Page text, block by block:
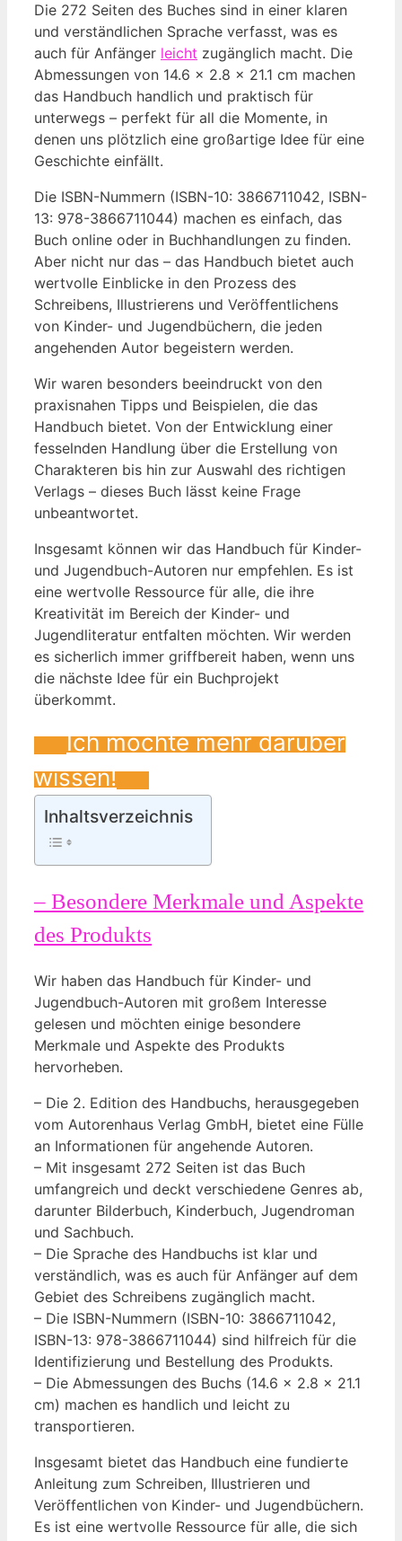
Die 272 Seiten des Buches sind in einer klaren
und verständlichen Sprache verfasst, was es
auch für ⁤Anfänger⁤ leicht zugänglich macht. ⁣Die
Abmessungen von 14.6 x 2.8 x 21.1 cm machen
das Handbuch handlich und praktisch⁢ für
unterwegs – perfekt für all die⁤ Momente, in
denen ​uns plötzlich eine großartige Idee für eine
Geschichte einfällt.
Die ISBN-Nummern (ISBN-10: 3866711042, ISBN-
13: 978-3866711044) machen es einfach, das
Buch online oder in Buchhandlungen zu finden.‍
Aber nicht nur das – das Handbuch bietet auch
wertvolle Einblicke in den Prozess des
‍Schreibens, Illustrierens und Veröffentlichens
von​ Kinder- und Jugendbüchern, die jeden
angehenden Autor begeistern werden.
Wir waren besonders beeindruckt von den
praxisnahen Tipps ‍und Beispielen, die das
Handbuch bietet. Von der ‍Entwicklung‍ einer
fesselnden Handlung über die Erstellung von
Charakteren bis hin zur Auswahl des richtigen
Verlags – dieses ⁣Buch lässt keine Frage
unbeantwortet.
Insgesamt können wir das Handbuch für Kinder-
und ⁤Jugendbuch-Autoren nur empfehlen. Es ist ​
eine wertvolle Ressource für ⁤alle, ‍die ihre
Kreativität⁢ im Bereich der Kinder- und
Jugendliteratur entfalten möchten. Wir werden
es sicherlich immer griffbereit haben, wenn uns
‍die nächste Idee für ein Buchprojekt
überkommt.
Ich möchte mehr ‌darüber
wissen!
Inhaltsverzeichnis
– Besondere Merkmale und Aspekte
des Produkts
Wir haben das ⁢Handbuch für‌ Kinder- und
Jugendbuch-Autoren mit großem Interesse⁣
gelesen ⁢und möchten einige besondere
Merkmale und Aspekte des Produkts
hervorheben.
– Die 2. Edition des Handbuchs, herausgegeben
vom Autorenhaus Verlag GmbH, bietet eine Fülle
an Informationen für angehende ‌Autoren.
– Mit insgesamt 272 Seiten ist‍ das Buch
umfangreich und deckt verschiedene Genres ab,
darunter ‌Bilderbuch, Kinderbuch,⁣ Jugendroman
und Sachbuch.
– Die ⁣Sprache ​des Handbuchs ist klar‍ und
verständlich, was es auch⁣ für⁤ Anfänger auf dem
Gebiet des​ Schreibens zugänglich macht.
– Die ISBN-Nummern (ISBN-10: 3866711042,
ISBN-13: 978-3866711044) sind‍ hilfreich für die
Identifizierung‌ und​ Bestellung des Produkts.
– Die Abmessungen des Buchs (14.6 ‍x 2.8 x 21.1
cm) machen es handlich und leicht zu
transportieren.
Insgesamt bietet das Handbuch eine ⁣fundierte
Anleitung zum Schreiben, Illustrieren und
Veröffentlichen von Kinder- und Jugendbüchern.
Es ist eine ‍wertvolle Ressource für alle, die sich